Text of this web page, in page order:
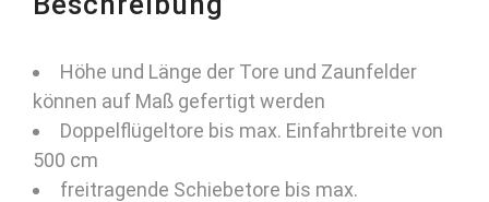
Höhe und Länge der Tore und Zaunfelder
können auf Maß gefertigt werden
Doppelflügeltore bis max. Einfahrtbreite von
500 cm
freitragende Schiebetore bis max.